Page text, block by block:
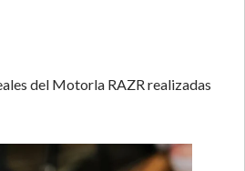
del Motorla RAZR realizadas